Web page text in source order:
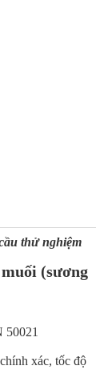
thử nghiệm
(sương
50021
xác, tốc độ